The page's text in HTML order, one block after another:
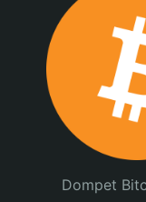
Dompet